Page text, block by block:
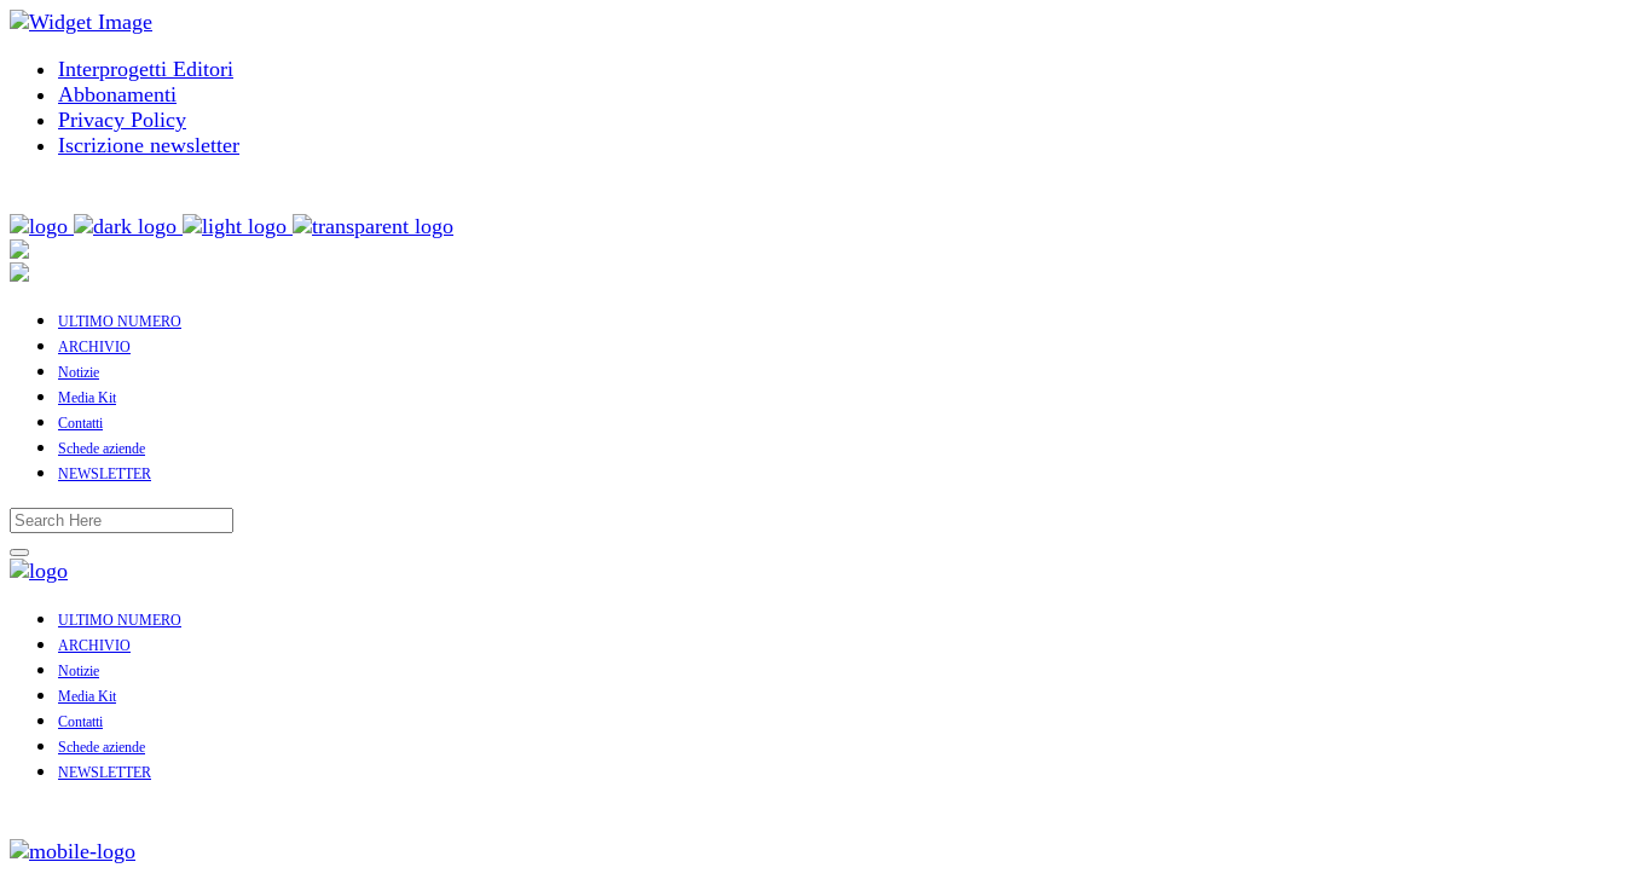
Interprogetti Editori
Abbonamenti
Privacy Policy
Iscrizione newsletter
ULTIMO NUMERO
ARCHIVIO
Notizie
Media Kit
Contatti
Schede aziende
NEWSLETTER
ULTIMO NUMERO
ARCHIVIO
Notizie
Media Kit
Contatti
Schede aziende
NEWSLETTER